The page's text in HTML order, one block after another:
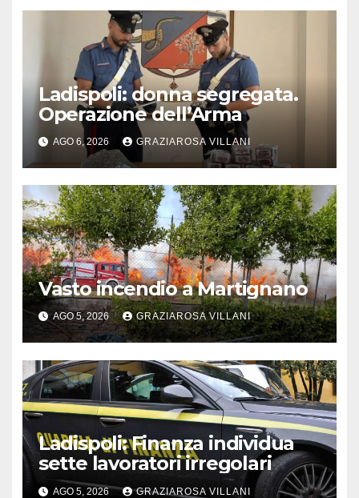
Ladispoli: donna segregata.
Operazione dell’Arma
AGO 6, 2026 GRAZIAROSA VILLANI
Vasto incendio a Martignano
AGO 5, 2026 GRAZIAROSA VILLANI
Ladispoli: Finanza individua
sette lavoratori irregolari
AGO 5, 2026 GRAZIAROSA VILLANI